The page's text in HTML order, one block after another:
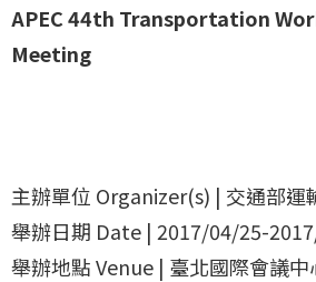
APEC 44th Transportation
Meeting
主辦單位 Organizer(s) | 交通部運
舉辦日期 Date | 2017/04/25-
舉辦地點 Venue | 臺北國際會議中